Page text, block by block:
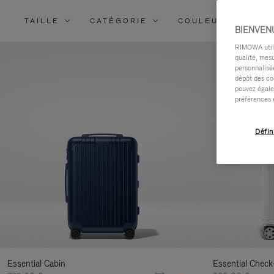
TAILLE CATÉGORIE COULEUR
Essential Cabin
Essential
RIMOWA
qualité,
dépôt des
pouvez
préférences